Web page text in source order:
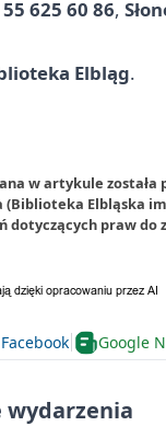
625 60 86,
Elbląg.
w artykule została
(Biblioteka Elbląska
dotyczących praw do
Facebook Google
wydarzenia